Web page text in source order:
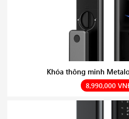
Khóa thông minh
8,990,000